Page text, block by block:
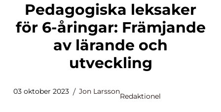
Pedagogiska leksaker
för 6-åringar: Främjande
av lärande och
utveckling
03 oktober 2023 Jon Larsson
Redaktionel